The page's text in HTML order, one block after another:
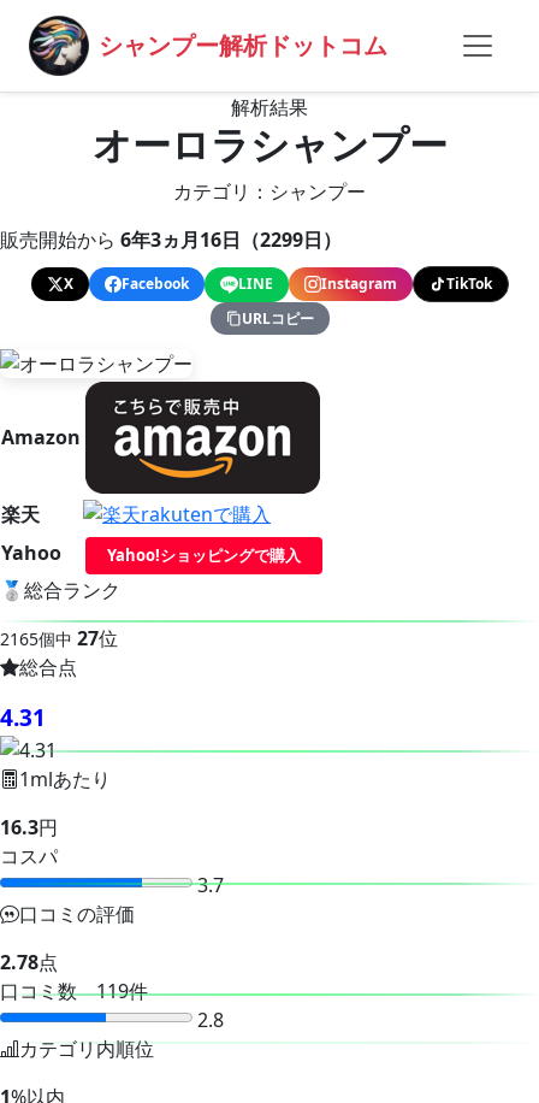
シャンプー解析ドットコム
解析結果
オーロラシャンプー
カテゴリ：シャンプー
販売開始から 6年3ヵ月16日（2299日）
X Facebook LINE Instagram
TikTok
URLコピー
Amazon
楽天
Yahoo
Yahoo!ショッピングで購入
🥈 総合ランク
2165個中 27位
総合点
4.31
1mlあたり
16.3円
コスパ
3.7
口コミの評価
2.78点
口コミ数 119件
2.8
カテゴリ内順位
1%以内